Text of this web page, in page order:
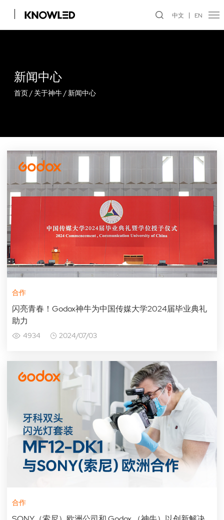
中文 EN
新闻中心
首页/ 关于神牛/ 新闻中心
合作
闪亮青春！Godox神牛为中国传媒大学2024届毕业典礼
助力
4934 2024/07/03
合作